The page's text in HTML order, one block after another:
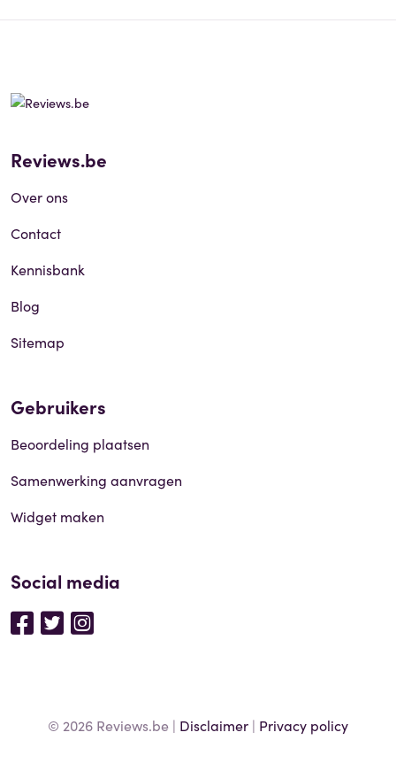
Reviews.be
Over ons
Contact
Kennisbank
Blog
Sitemap
Gebruikers
Beoordeling plaatsen
Samenwerking aanvragen
Widget maken
Social media
© 2026 Reviews.be | Disclaimer | Privacy policy